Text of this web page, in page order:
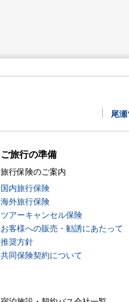
尾
ご旅行の準備
旅行保険のご案内
国内旅行保険
海外旅行保険
ツアーキャンセル保険
お客様への販売・勧誘にあたって
推奨方針
共同保険契約について